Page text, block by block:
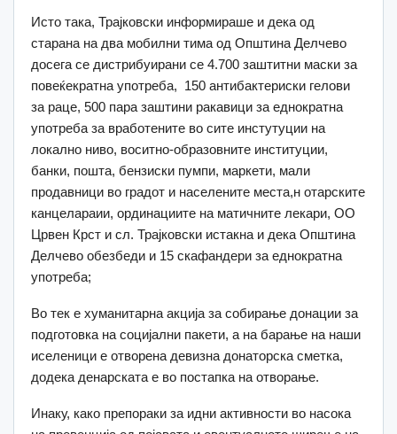
Исто така, Трајковски информираше и дека од
старана на два мобилни тима од Општина Делчево
досега се дистрибуирани се 4.700 заштитни маски за
повеќекратна употреба, 150 антибактериски гелови
за раце, 500 пара заштини ракавици за еднократна
употреба за вработените во сите инстутуции на
локално ниво, воситно-образовните институции,
банки, пошта, бензиски пумпи, маркети, мали
продавници во градот и населените места,н отарските
канцелараии, ординациите на матичните лекари, ОО
Црвен Крст и сл. Трајковски истакна и дека Општина
Делчево обезбеди и 15 скафандери за еднократна
употреба;
Во тек е хуманитарна акција за собирање донации за
подготовка на социјални пакети, а на барање на наши
иселеници е отворена девизна донаторска сметка,
додека денарската е во постапка на отворање.
Инаку, како препораки за идни активности во насока